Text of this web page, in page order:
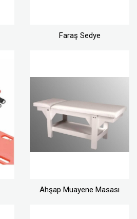
Faraş Sedye
Ahşap Muayene Masası